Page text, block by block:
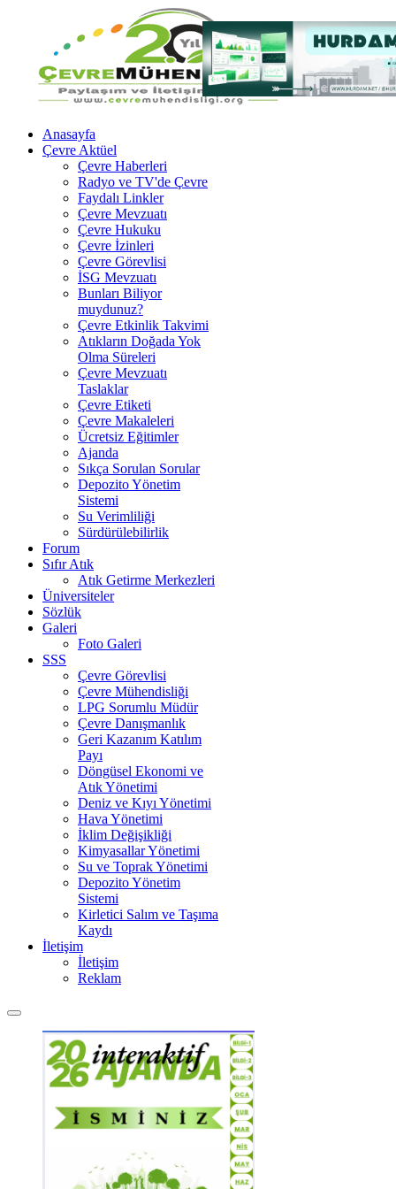
Anasayfa
Çevre Aktüel
Çevre Haberleri
Radyo ve TV'de Çevre
Faydalı Linkler
Çevre Mevzuatı
Çevre Hukuku
Çevre İzinleri
Çevre Görevlisi
İSG Mevzuatı
Bunları Biliyor
muydunuz?
Çevre Etkinlik Takvimi
Atıkların Doğada Yok
Olma Süreleri
Çevre Mevzuatı
Taslaklar
Çevre Etiketi
Çevre Makaleleri
Ücretsiz Eğitimler
Ajanda
Sıkça Sorulan Sorular
Depozito Yönetim
Sistemi
Su Verimliliği
Sürdürülebilirlik
Forum
Sıfır Atık
Atık Getirme Merkezleri
Üniversiteler
Sözlük
Galeri
Foto Galeri
SSS
Çevre Görevlisi
Çevre Mühendisliği
LPG Sorumlu Müdür
Çevre Danışmanlık
Geri Kazanım Katılım
Payı
Döngüsel Ekonomi ve
Atık Yönetimi
Deniz ve Kıyı Yönetimi
Hava Yönetimi
İklim Değişikliği
Kimyasallar Yönetimi
Su ve Toprak Yönetimi
Depozito Yönetim
Sistemi
Kirletici Salım ve Taşıma
Kaydı
İletişim
İletişim
Reklam